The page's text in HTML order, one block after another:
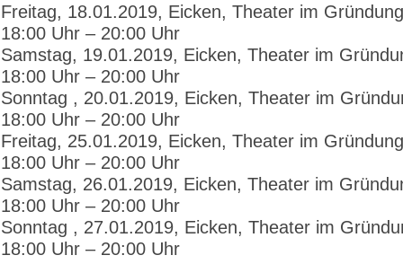
Freitag, 18.01.2019, Eicken, Theater im
18:00 Uhr – 20:00 Uhr
Samstag, 19.01.2019, Eicken, Theater im
18:00 Uhr – 20:00 Uhr
Sonntag , 20.01.2019, Eicken, Theater im
18:00 Uhr – 20:00 Uhr
Freitag, 25.01.2019, Eicken, Theater im
18:00 Uhr – 20:00 Uhr
Samstag, 26.01.2019, Eicken, Theater im
18:00 Uhr – 20:00 Uhr
Sonntag , 27.01.2019, Eicken, Theater im
18:00 Uhr – 20:00 Uhr